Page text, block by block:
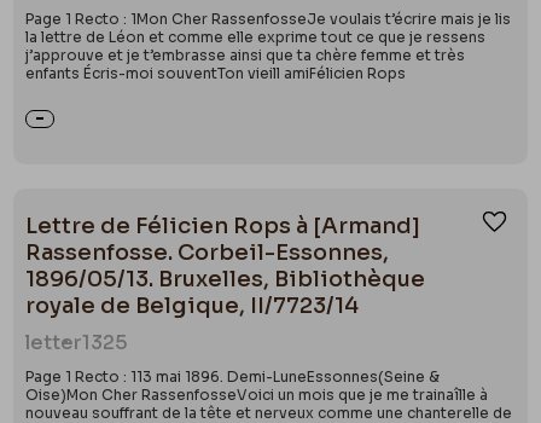
Page 1 Recto : 1Mon Cher RassenfosseJe voulais t’écrire mais je lis
la lettre de Léon et comme elle exprime tout ce que je ressens
j’approuve et je t’embrasse ainsi que ta chère femme et très
enfants Écris-moi souventTon vieill amiFélicien Rops
Lettre de Félicien Rops à [Armand]
Rassenfosse. Corbeil-Essonnes,
1896/05/13. Bruxelles, Bibliothèque
royale de Belgique, II/7723/14
letter1325
Page 1 Recto : 113 mai 1896. Demi-LuneEssonnes(Seine &
Oise)Mon Cher RassenfosseVoici un mois que je me trainaîlle à
nouveau souffrant de la tête et nerveux comme une chanterelle de